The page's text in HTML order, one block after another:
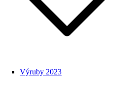
Výruby 2023